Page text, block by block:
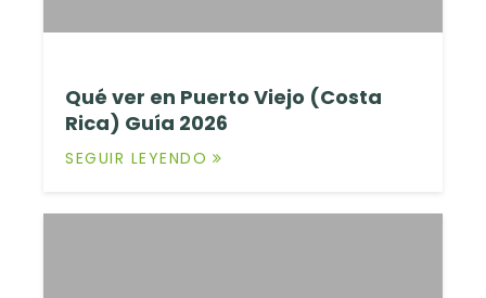
Qué ver en Puerto Viejo (Costa
Rica) Guía 2026
SEGUIR LEYENDO